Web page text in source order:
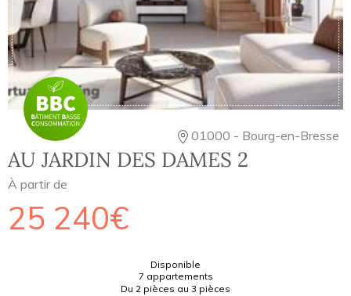
01000 - Bourg-en-Bresse
AU JARDIN DES DAMES 2
À partir de
25 240€
Disponible
7 appartements
Du 2 pièces au 3 pièces